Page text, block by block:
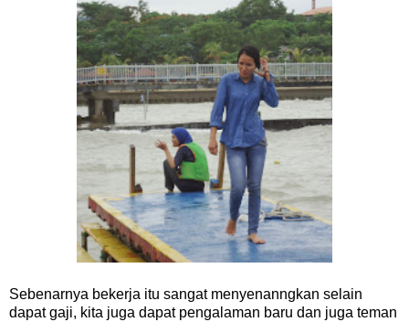
Sebenarnya bekerja itu sangat menyenanngkan selain
dapat gaji, kita juga dapat pengalaman baru dan juga teman